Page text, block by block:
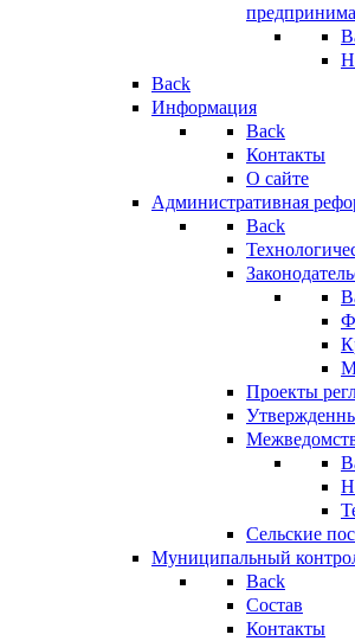
Back
Информация
Back
Контакты
О сайте
Административная
Back
Проекты
Сельские
Муниципальный
Back
Состав
Контакты